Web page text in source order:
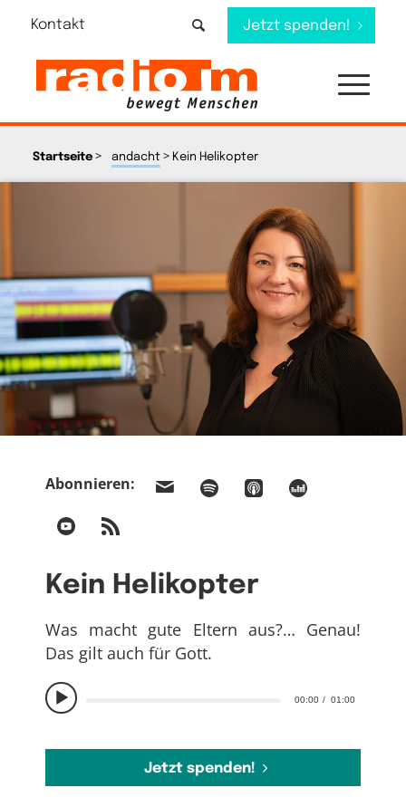
Kontakt Jetzt spenden!
Startseite> andacht> Kein Helikopter
Abonnieren:
Kein Helikopter
00:00 01:00
Was macht gute Eltern aus?… Genau!
Das gilt auch für Gott.
Jetzt spenden!